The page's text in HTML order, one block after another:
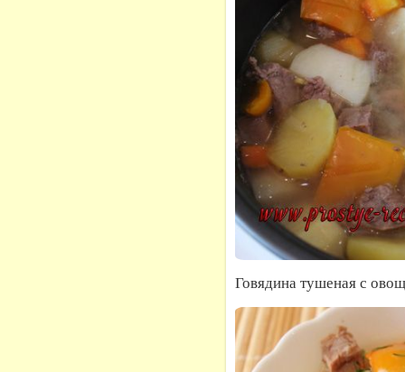
Говядина тушеная с